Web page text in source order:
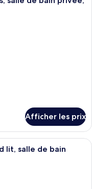
Afficher les prix
avec un grand lit, une
lit, salle de bain